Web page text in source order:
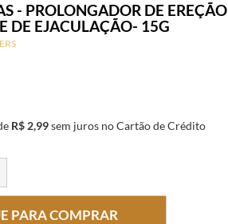
- PROLONGADOR DE EREÇÃO
DE EJACULAÇÃO- 15G
R$ 2,99 sem juros no Cartão de Crédito
PARA COMPRAR